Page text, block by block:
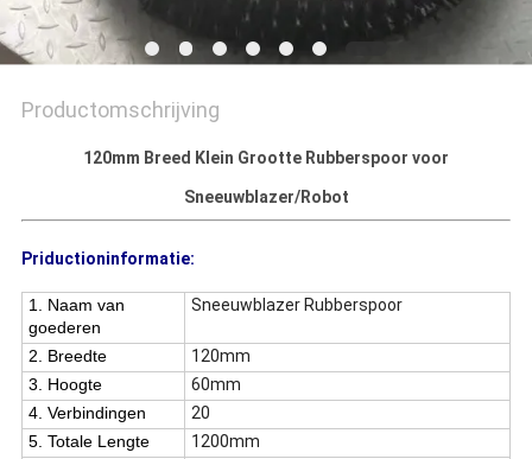
Productomschrijving
120mm Breed Klein Grootte Rubberspoor voor
Sneeuwblazer/Robot
Priductioninformatie:
1. Naam van
goederen
Sneeuwblazer Rubberspoor
2. Breedte
120mm
3. Hoogte
60mm
4. Verbindingen
20
5. Totale Lengte
1200mm